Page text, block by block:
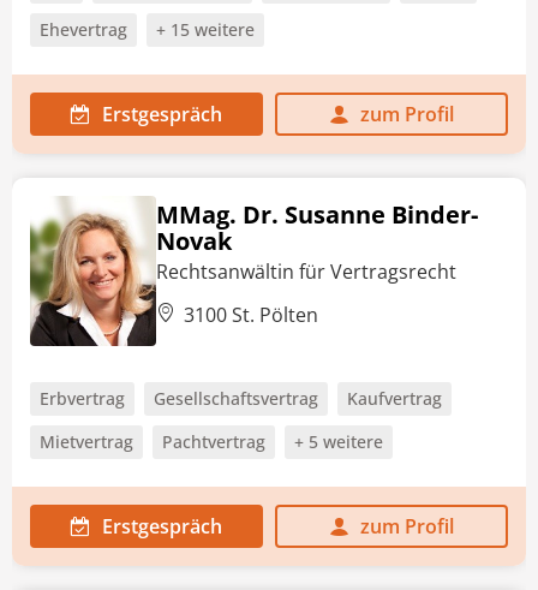
Ehevertrag
+ 15 weitere
Erstgespräch zum Profil
MMag. Dr. Susanne Binder-
Novak
Rechtsanwältin für Vertragsrecht
3100 St. Pölten
Erbvertrag Gesellschaftsvertrag
Kaufvertrag
Mietvertrag
Pachtvertrag + 5 weitere
Erstgespräch zum Profil